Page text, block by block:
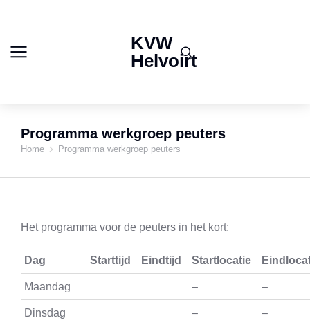
KVW
Helvoirt
Programma werkgroep peuters
Je bent hier:
Home Programma werkgroep peuters
Het programma voor de peuters in het kort:
Dag Starttijd Eindtijd Startlocatie
Maandag – –
Dinsdag – –